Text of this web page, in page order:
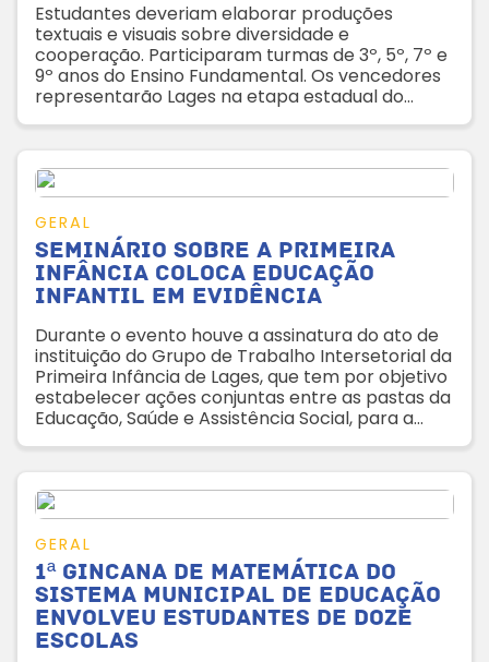
Estudantes deveriam elaborar produções
textuais e visuais sobre diversidade e
cooperação. Participaram turmas de 3º, 5º, 7º e
9º anos do Ensino Fundamental. Os vencedores
representarão Lages na etapa estadual do
GERAL
Seminário sobre a Primeira
Infância coloca Educação
Infantil em evidência
Durante o evento houve a assinatura do ato de
instituição do Grupo de Trabalho Intersetorial da
Primeira Infância de Lages, que tem por objetivo
estabelecer ações conjuntas entre as pastas da
Educação, Saúde e Assistência Social, para a
GERAL
1ª Gincana de Matemática do
Sistema Municipal de Educação
envolveu estudantes de doze
escolas